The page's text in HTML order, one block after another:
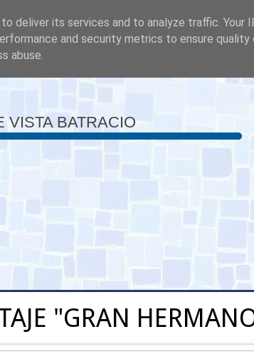
VISTA BATRACIO
"GRAN
deliver its services and to analyze traffic. Your
and security metrics to ensure
abuse.